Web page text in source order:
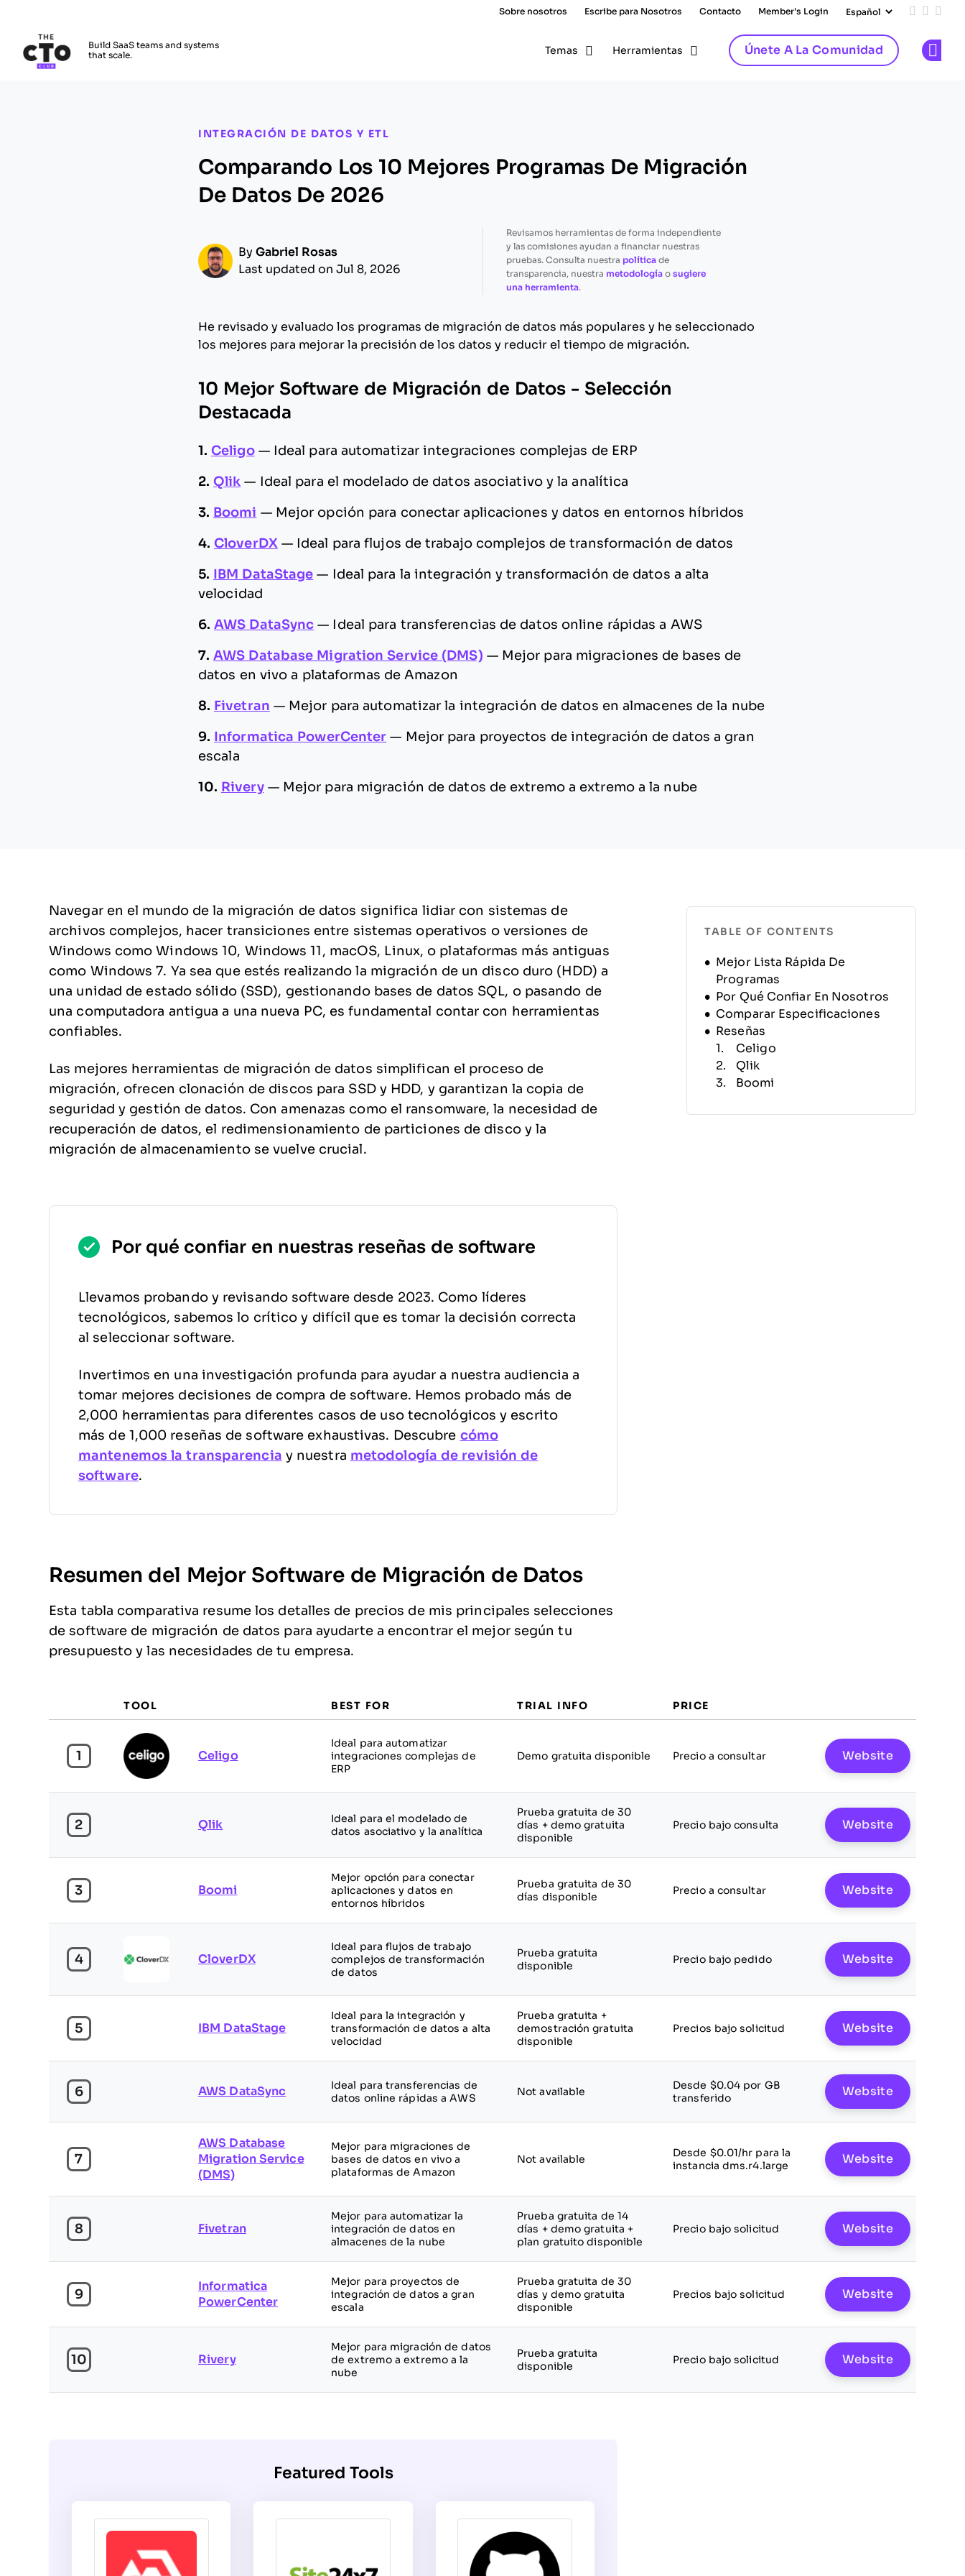
Sobre nosotros Escribe para Nosotros Contacto Member's Login Add us
Follow
Build SaaS teams and systems
that scale.
Temas Herramientas Únete A La Comunidad
INTEGRACIÓN DE DATOS Y ETL
Comparando Los 10 Mejores Programas De Migración
De Datos De 2026
By Gabriel Rosas
Last updated on Jul 8, 2026
Revisamos herramientas de forma independiente
y las comisiones ayudan a financiar nuestras
pruebas. Consulta nuestra políticade
transparencia, nuestra metodologíao sugiere
una herramienta.
He revisado y evaluado los programas de migración de datos más populares y he seleccionado
los mejores para mejorar la precisión de los datos y reducir el tiempo de migración.
10 Mejor Software de Migración de Datos - Selección
Destacada
1. Celigo — Ideal para automatizar integraciones complejas de ERP
2. Qlik — Ideal para el modelado de datos asociativo y la analítica
3. Boomi — Mejor opción para conectar aplicaciones y datos en entornos híbridos
4. CloverDX — Ideal para flujos de trabajo complejos de transformación de datos
5. IBM DataStage —
Ideal para la integración y transformación de datos a alta
velocidad
6. AWS DataSync — Ideal para transferencias de datos online rápidas a AWS
7. AWS Database Migration Service (DMS) — Mejor para migraciones de bases de
datos en vivo a plataformas de Amazon
8. Fivetran — Mejor para automatizar la integración de datos en almacenes de la nube
9. Informatica PowerCenter — Mejor para proyectos de integración de datos a gran
escala
10. Rivery — Mejor para migración de datos de extremo a extremo a la nube
Navegar en el mundo de la migración de datos significa lidiar con sistemas de
archivos complejos, hacer transiciones entre sistemas operativos o versiones de
Windows como Windows 10, Windows 11, macOS, Linux, o plataformas más antiguas
como Windows 7. Ya sea que estés realizando la migración de un disco duro (HDD) a
una unidad de estado sólido (SSD), gestionando bases de datos SQL, o pasando de
una computadora antigua a una nueva PC, es fundamental contar con herramientas
confiables.
Las mejores herramientas de migración de datos simplifican el proceso de
migración, ofrecen clonación de discos para SSD y HDD, y garantizan la copia de
seguridad y gestión de datos. Con amenazas como el ransomware, la necesidad de
recuperación de datos, el redimensionamiento de particiones de disco y la
migración de almacenamiento se vuelve crucial.
Por qué confiar en nuestras reseñas de software
Llevamos probando y revisando software desde 2023. Como líderes
tecnológicos, sabemos lo crítico y difícil que es tomar la decisión correcta
al seleccionar software.
Invertimos en una investigación profunda para ayudar a nuestra audiencia a
tomar mejores decisiones de compra de software. Hemos probado más de
2,000 herramientas para diferentes casos de uso tecnológicos y escrito
más de 1,000 reseñas de software exhaustivas. Descubre cómo
mantenemos la transparencia y nuestra metodología de revisión de
software.
Resumen del Mejor Software de Migración de Datos
Esta tabla comparativa resume los detalles de precios de mis principales selecciones
de software de migración de datos para ayudarte a encontrar el mejor según tu
presupuesto y las necesidades de tu empresa.
TOOL BEST FOR TRIAL INFO PRICE
1 Celigo
Ideal para automatizar
integraciones complejas de
ERP
Demo gratuita disponible Precio a consultar Website
2 Qlik
Ideal para el modelado de
datos asociativo y la analítica
Prueba gratuita de 30
días + demo gratuita
disponible
Precio bajo consulta Website
3 Boomi
Mejor opción para conectar
aplicaciones y datos en
entornos híbridos
Prueba gratuita de 30
días disponible
Precio a consultar Website
4 CloverDX
Ideal para flujos de trabajo
complejos de transformación
de datos
Prueba gratuita
disponible
Precio bajo pedido Website
5 IBM DataStage
Ideal para la integración y
transformación de datos a alta
velocidad
Prueba gratuita +
demostración gratuita
disponible
Precios bajo solicitud Website
6 AWS DataSync
Ideal para transferencias de
datos online rápidas a AWS
Not available
Desde $0.04 por GB
transferido
Website
7
AWS Database
Migration Service
(DMS)
Mejor para migraciones de
bases de datos en vivo a
plataformas de Amazon
Not available
Desde $0.01/hr para la
instancia dms.r4.large
Website
8 Fivetran
Mejor para automatizar la
integración de datos en
almacenes de la nube
Prueba gratuita de 14
días + demo gratuita +
plan gratuito disponible
Precio bajo solicitud Website
9
Informatica
PowerCenter
Mejor para proyectos de
integración de datos a gran
escala
Prueba gratuita de 30
días y demo gratuita
disponible
Precios bajo solicitud Website
10 Rivery
Mejor para migración de datos
de extremo a extremo a la
nube
Prueba gratuita
disponible
Precio bajo solicitud Website
Featured Tools
TABLE OF CONTENTS
Mejor Lista Rápida De
Programas
Por Qué Confiar En Nosotros
Comparar Especificaciones
Reseñas
Celigo
Qlik
Boomi
IBM DataStage